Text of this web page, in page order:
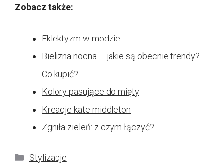
Zobacz także:
Eklektyzm w modzie
Bielizna nocna – jakie są obecnie trendy?
Co kupić?
Kolory pasujące do mięty
Kreacje kate middleton
Zgniła zieleń: z czym łączyć?
Kategorie
Stylizacje